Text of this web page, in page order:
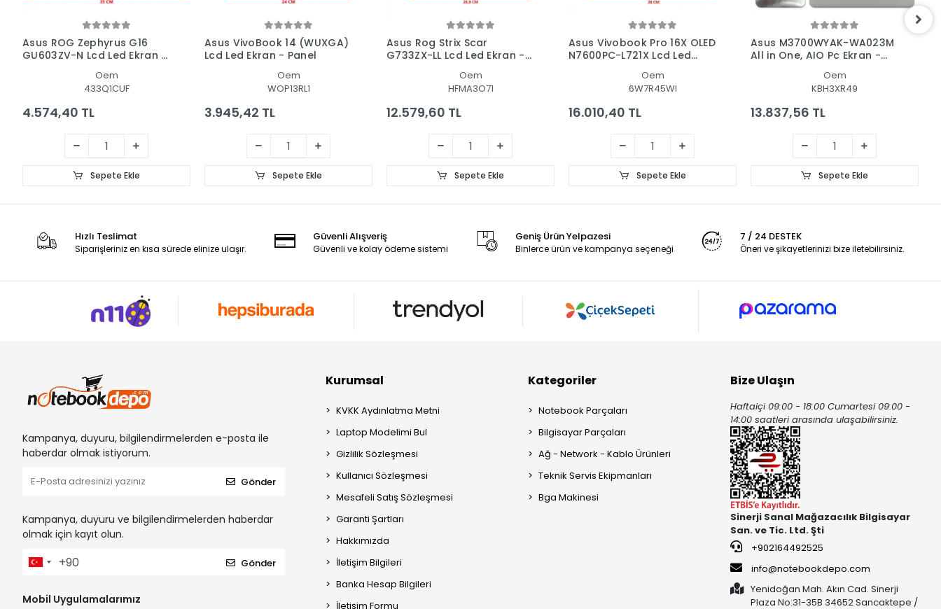
Asus ROG Zephyrus G16
GU603ZV-N Lcd Led Ekran -
Oem
433Q1CUF
4.574,40 TL
Sepete Ekle
Asus VivoBook 14 (WUXGA)
Lcd Led Ekran - Panel
Oem
WOP13RL1
3.945,42 TL
Sepete Ekle
Asus Rog Strix Scar
G733ZX-LL Lcd Led Ekran -
Oem
HFMA3O71
12.579,60 TL
Sepete Ekle
Asus Vivobook Pro 16X OLED
N7600PC-L721X Lcd Led
Oem
6W7R45WI
16.010,40 TL
Sepete Ekle
Asus M3700WYAK-WA023M
All in One, AIO Pc Ekran -
Oem
KBH3XR49
13.837,56 TL
Sepete Ekle
Hızlı Teslimat
Siparişleriniz en kısa sürede elinize ulaşır.
Güvenli Alışveriş
Güvenli ve kolay ödeme sistemi
Geniş Ürün Yelpazesi
Binlerce ürün ve kampanya seçeneği
7 / 24 DESTEK
Öneri ve şikayetlerinizi bize iletebilirsiniz.
Kampanya, duyuru, bilgilendirmelerden e-posta ile
haberdar olmak istiyorum.
Gönder
Kampanya, duyuru ve bilgilendirmelerden haberdar
olmak için kayıt olun.
Gönder
Mobil Uygulamalarımız
Kurumsal
KVKK Aydınlatma Metni
Laptop Modelimi Bul
Gizlilik Sözleşmesi
Kullanıcı Sözleşmesi
Mesafeli Satış Sözleşmesi
Garanti Şartları
Hakkımızda
İletişim Bilgileri
Banka Hesap Bilgileri
İletişim Formu
Kategoriler
Notebook Parçaları
Bilgisayar Parçaları
Ağ - Network - Kablo Ürünleri
Teknik Servis Ekipmanları
Bga Makinesi
Bize Ulaşın
Haftaiçi 09:00 - 18:00 Cumartesi 09:00 -
14:00 saatleri arasında ulaşabilirsiniz.
Sinerji Sanal Mağazacılık Bilgisayar
San. ve Tic. Ltd. Şti
+902164492525
info@notebookdepo.com
Yenidoğan Mah. Akın Cad. Sinerji
Plaza No:31-35B 34652 Sancaktepe /